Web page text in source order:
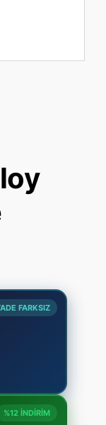
FARKSIZ
%12 İNDİRİM